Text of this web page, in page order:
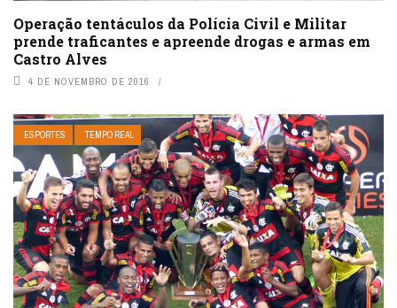
Operação tentáculos da Polícia Civil e Militar
prende traficantes e apreende drogas e armas em
Castro Alves
4 DE NOVEMBRO DE 2016
ESPORTES TEMPO REAL